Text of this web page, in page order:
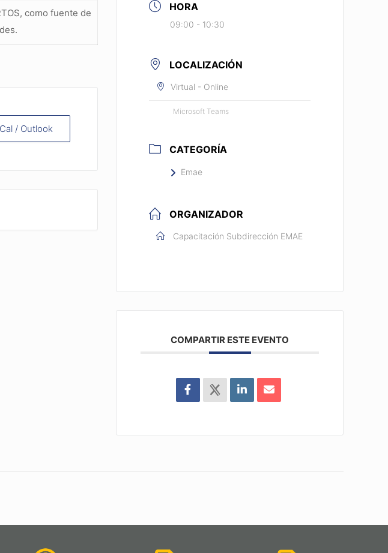
como fuente de
/ Outlook
HORA
09:00 - 10:30
LOCALIZACIÓN
Virtual - Online
Microsoft Teams
CATEGORÍA
Emae
ORGANIZADOR
Capacitación Subdirección EMAE
COMPARTIR ESTE EVENTO